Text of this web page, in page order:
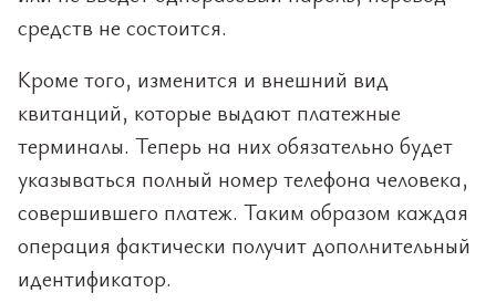
средств не состоится.
Кроме того, изменится и внешний вид
квитанций, которые выдают платежные
терминалы. Теперь на них обязательно будет
указываться полный номер телефона человека,
совершившего платеж. Таким образом каждая
операция фактически получит дополнительный
идентификатор.